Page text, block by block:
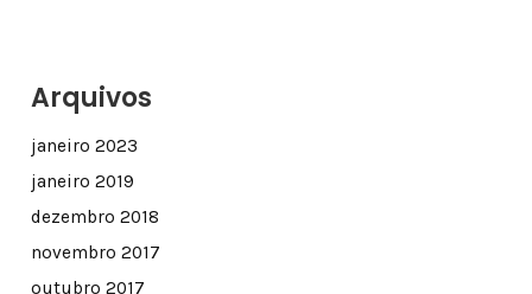
Arquivos
janeiro 2023
janeiro 2019
dezembro 2018
novembro 2017
outubro 2017